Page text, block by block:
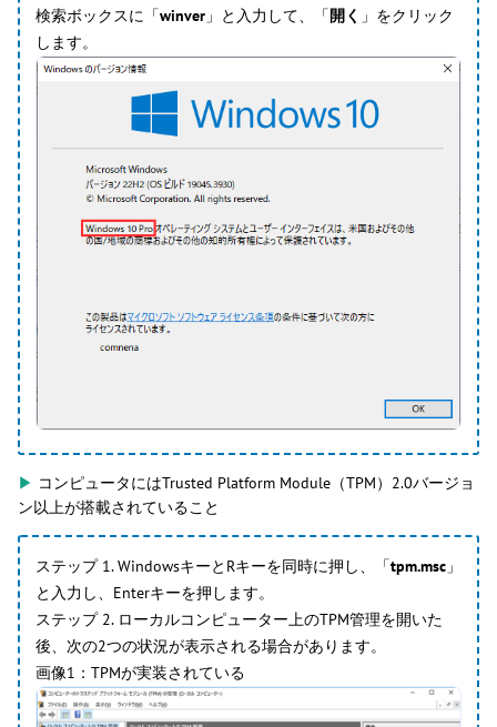
検索ボックスに「winver 」と入力して、「開く 」をクリック
します。
▶ コンピュータにはTrusted Platform Module（TPM）2.0バージョ
ン以上が搭載されていること
ステップ 1. WindowsキーとRキーを同時に押し、「tpm.msc 」
と入力し、Enterキーを押します。
ステップ 2. ローカルコンピューター上のTPM管理を開いた
後、次の2つの状況が表示される場合があります。
画像1：TPMが実装されている